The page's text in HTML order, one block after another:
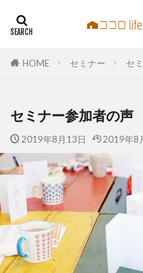
HOME セミナー セ
セミナー参加者の声
2019年8月13日 2019年8
鷲巣心